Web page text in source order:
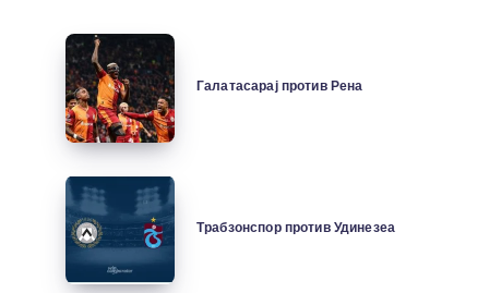
Галатасарај
против
Рена
Галатасарај против Рена
Трабзонспор
против
Удинезеа
Трабзонспор против Удинезеа